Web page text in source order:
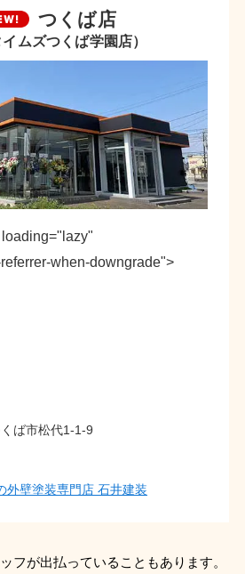
つくば店
イムズつくば学園店）
when-downgrade">
ば市松代1-1-9
外壁塗装専門店 石井建装
フが出払っていることもあります。